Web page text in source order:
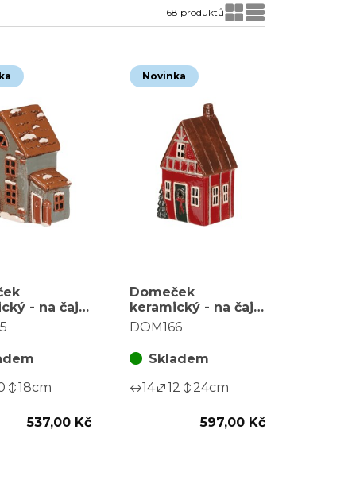
68 produktů
- na čaj.
sněhem,
18cm
537,00 Kč
Novinka
Domeček
keramický - na čaj.
svíčku, vánoční,
DOM166
Skladem
14
12 24cm
597,00 Kč